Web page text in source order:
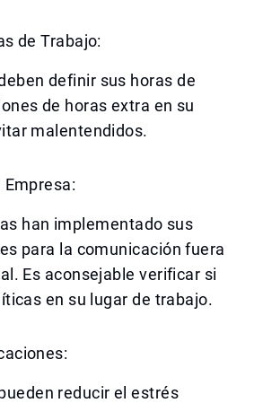
de Trabajo:
definir sus horas de
de horas extra en su
malentendidos.
han implementado sus
para la comunicación fuera
Es aconsejable verificar si
en su lugar de trabajo.
reducir el estrés